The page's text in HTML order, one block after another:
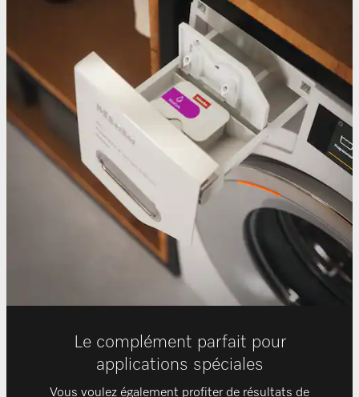
Le complément parfait pour
applications spéciales
Vous voulez également profiter de résultats de